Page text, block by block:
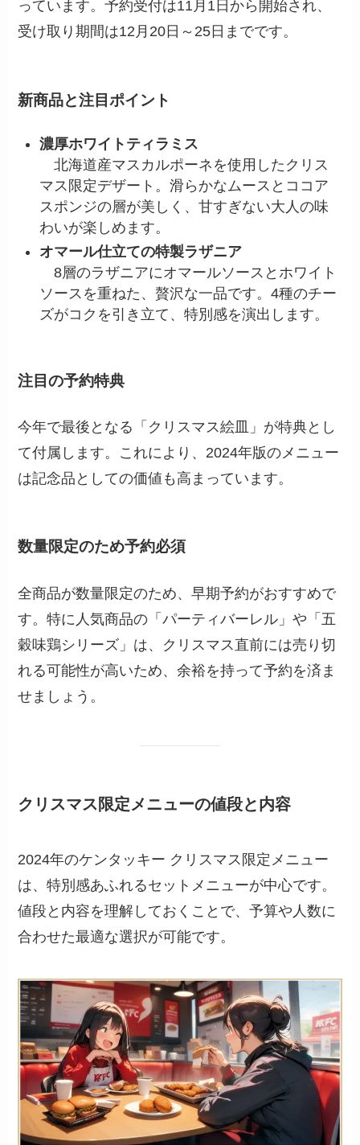
っています。予約受付は11月1日から開始され、
受け取り期間は12月20日～25日までです。
新商品と注目ポイント
濃厚ホワイトティラミス
北海道産マスカルポーネを使用したクリス
マス限定デザート。滑らかなムースとココア
スポンジの層が美しく、甘すぎない大人の味
わいが楽しめます。
オマール仕立ての特製ラザニア
8層のラザニアにオマールソースとホワイト
ソースを重ねた、贅沢な一品です。4種のチー
ズがコクを引き立て、特別感を演出します。
注目の予約特典
今年で最後となる「クリスマス絵皿」が特典とし
て付属します。これにより、2024年版のメニュー
は記念品としての価値も高まっています。
数量限定のため予約必須
全商品が数量限定のため、早期予約がおすすめで
す。特に人気商品の「パーティバーレル」や「五
穀味鶏シリーズ」は、クリスマス直前には売り切
れる可能性が高いため、余裕を持って予約を済ま
せましょう。
クリスマス限定メニューの値段と内容
2024年のケンタッキー クリスマス限定メニュー
は、特別感あふれるセットメニューが中心です。
値段と内容を理解しておくことで、予算や人数に
合わせた最適な選択が可能です。